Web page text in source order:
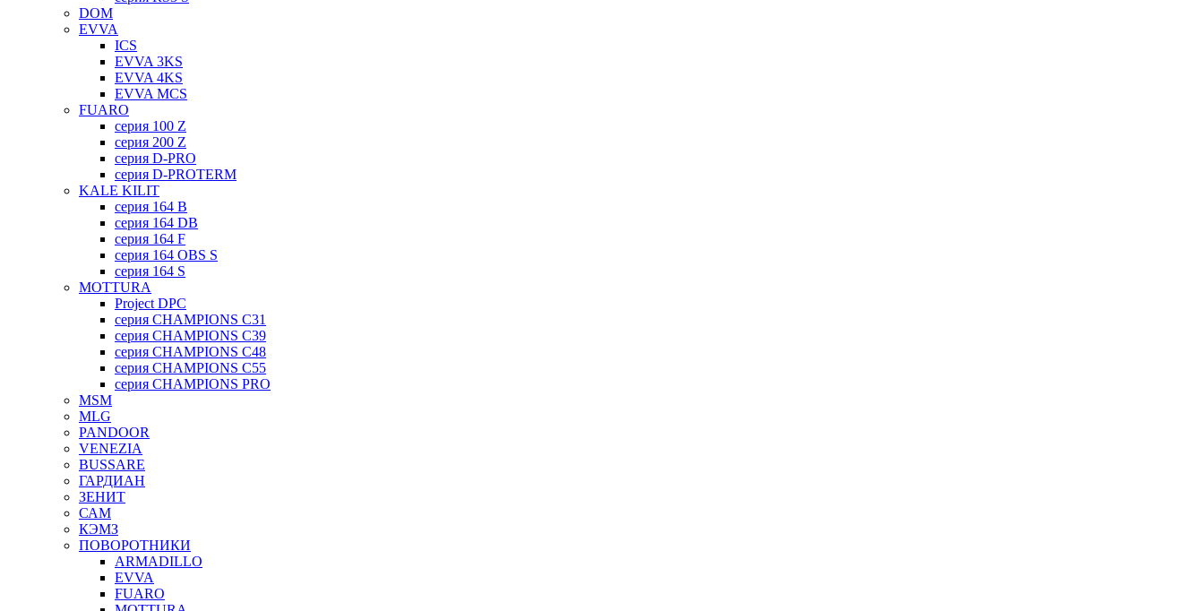
DOM
EVVA
ICS
EVVA 3KS
EVVA 4KS
EVVA MCS
FUARO
серия 100 Z
серия 200 Z
серия D-PRO
серия D-PROTERM
KALE KILIT
серия 164 B
серия 164 DB
серия 164 F
серия 164 OBS S
серия 164 S
MOTTURA
Project DPC
серия CHAMPIONS C31
серия CHAMPIONS C39
серия CHAMPIONS C48
серия CHAMPIONS C55
серия CHAMPIONS PRO
MSM
MLG
PANDOOR
VENEZIA
BUSSARE
ГАРДИАН
ЗЕНИТ
САМ
КЭМЗ
ПОВОРОТНИКИ
ARMADILLO
EVVA
FUARO